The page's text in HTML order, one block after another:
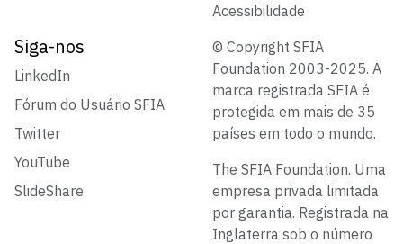
Acessibilidade
Siga-nos
LinkedIn
Fórum do Usuário SFIA
Twitter
YouTube
SlideShare
© Copyright SFIA
Foundation 2003-2025. A
marca registrada SFIA é
protegida em mais de 35
países em todo o mundo.
The SFIA Foundation. Uma
empresa privada limitada
por garantia. Registrada na
Inglaterra sob o número